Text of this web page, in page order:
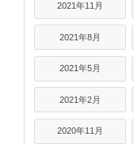
2021年11月
2021年8月
2021年5月
2021年2月
2020年11月